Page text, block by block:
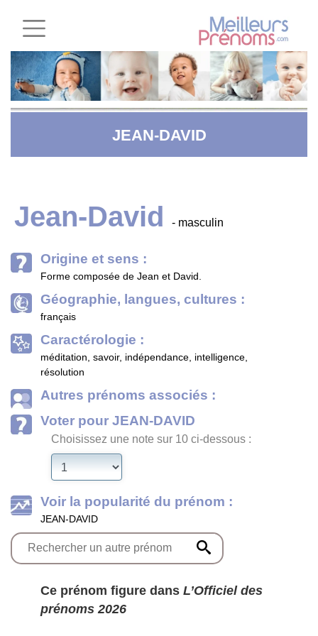
JEAN-DAVID
Jean-David - masculin
Origine et sens :
Forme composée de Jean et David.
Géographie, langues, cultures :
français
Caractérologie :
méditation, savoir, indépendance, intelligence,
résolution
Autres prénoms associés :
Voter pour JEAN-DAVID
Choisissez une note sur 10 ci-dessous :
Voir la popularité du prénom :
JEAN-DAVID
Ce prénom figure dans L’Officiel des
prénoms 2026